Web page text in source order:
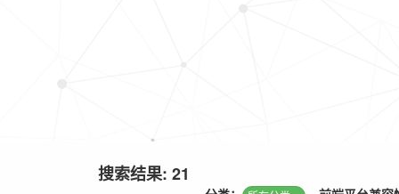
搜索结果: 21